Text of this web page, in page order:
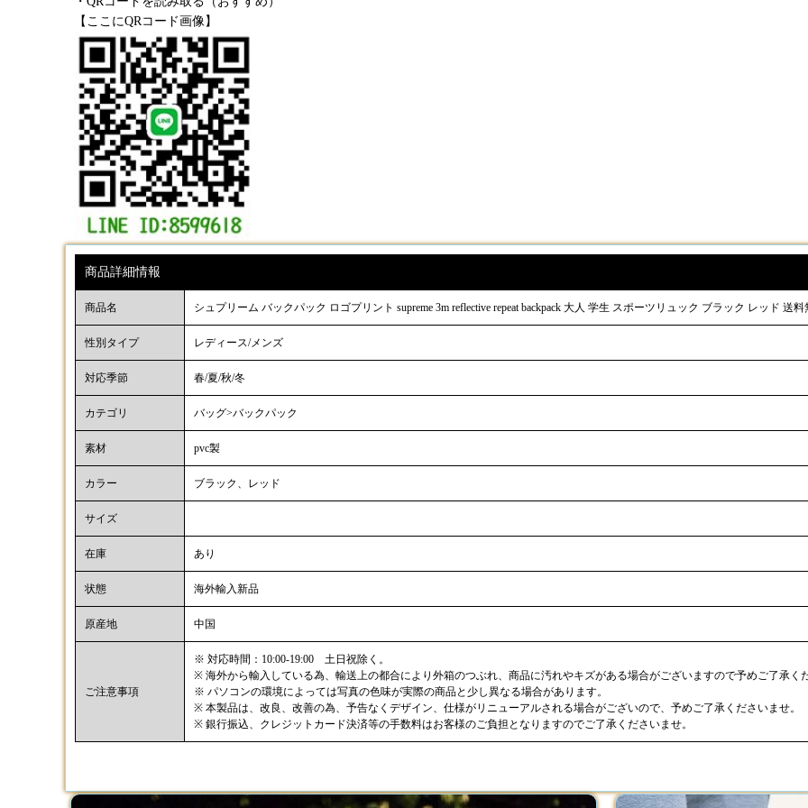
【ここにQRコード画像】
商品詳細情報
商品名 シュプリーム バックパック ロゴプリント supreme 3m reflective repeat backpack 大人 学生 スポーツリュック ブラック レッド 送料
性別タイプ レディース/メンズ
対応季節 春/夏/秋/冬
カテゴリ バッグ>バックパック
素材 pvc製
カラー ブラック、レッド
サイズ
在庫 あり
状態 海外輸入新品
原産地 中国
ご注意事項
※ 対応時間：10:00-19:00 土日祝除く。
※ 海外から輸入している為、輸送上の都合により外箱のつぶれ、商品に汚れやキズがある場合がございますので予めご了承く
※ パソコンの環境によっては写真の色味が実際の商品と少し異なる場合があります。
※ 本製品は、改良、改善の為、予告なくデザイン、仕様がリニューアルされる場合がございので、予めご了承くださいませ。
※ 銀行振込、クレジットカード決済等の手数料はお客様のご負担となりますのでご了承くださいませ。